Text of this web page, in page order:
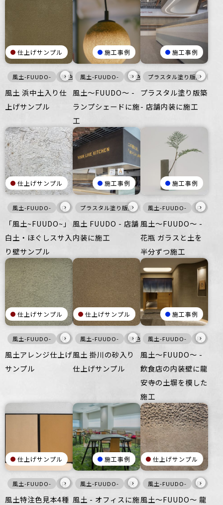
仕上げサンプル
風土-FUUDO- 暖色 壁 床
›
風土 浜中土入り仕
上げサンプル
施工事例
風土-FUUDO- 寒色 白 灰 家具・什器
›
風土〜FUUDO〜 -
ランプシェードに施
工
施工事例
プラスタル塗り版築›
プラスタル塗り版築
- 店舗内装に施工
仕上げサンプル
風土-FUUDO- 白 壁
›
「風土~FUUDO~」
白土・ほぐしスサ入
り壁サンプル
施工事例
プラスタル塗り版築 風土-FUUDO- 黒
›
風土 FUUDO - 店舗
内装に施工
施工事例
風土-FUUDO- 白›
風土〜FUUDO〜 -
花瓶 ガラスと土を
半分ずつ施工
仕上げサンプル
風土-FUUDO- 灰 床 壁
›
風土アレンジ仕上げ
サンプル
仕上げサンプル
風土-FUUDO- 暖色 壁 床
›
風土 掛川の砂入り
仕上げサンプル
施工事例
風土-FUUDO- 灰
›
風土～FUUDO～ -
飲食店の内装壁に龍
安寺の土塀を模した
施工
仕上げサンプル
風土-FUUDO- 白 暖色 壁 床
›
風土特注色見本4種
施工事例
風土-FUUDO- 灰 家具・什器
›
風土 - オフィスに施
仕上げサンプル
風土-FUUDO- 灰
›
風土～FUUDO～ 龍